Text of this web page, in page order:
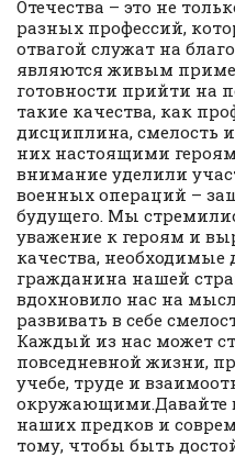
Отечества – это не
разных профессий,
отвагой служат на
являются живым
готовности прийти на
такие качества, как
дисциплина, смелость
них настоящими
внимание уделили
военных операций –
будущего. Мы
уважение к героям и
качества, необходимые
гражданина нашей
вдохновило нас на
развивать в себе
Каждый из нас может
повседневной жизни,
учебе, труде и
окружающими.Давайте
наших предков и
тому, чтобы быть